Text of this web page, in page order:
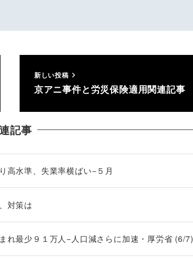
新しい投稿
京アニ事件と労災保険適用関連記事
記事
高水準、失業率横ばい−５月
対策は
れ最少９１万人−人口減さらに加速・厚労省 (6/7)